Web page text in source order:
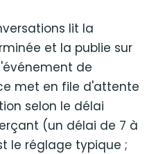
lit la
et la publie sur
de
met en file d'attente
selon le délai
(un délai de 7 à
le réglage typique ;